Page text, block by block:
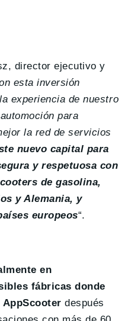
director ejecutivo y
esta inversión
experiencia de nuestro
para
la red de servicios
nuevo capital para
y respetuosa con
de gasolina,
y Alemania, y
europeos“.
en
fábricas donde
después